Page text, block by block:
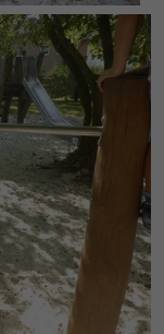
um
speichern.